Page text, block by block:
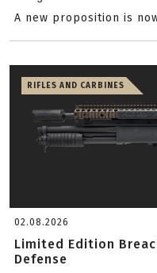
A new proposition is
RIFLES AND CARBINES
02.08.2026
Limited Edition
Defense